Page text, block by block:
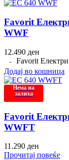
Favorit
WWF
12.490 ден
Favorit
Додај во кошница
Нема на
залиха
Favorit
WWFT
11.290 ден
Прочитај повеќе